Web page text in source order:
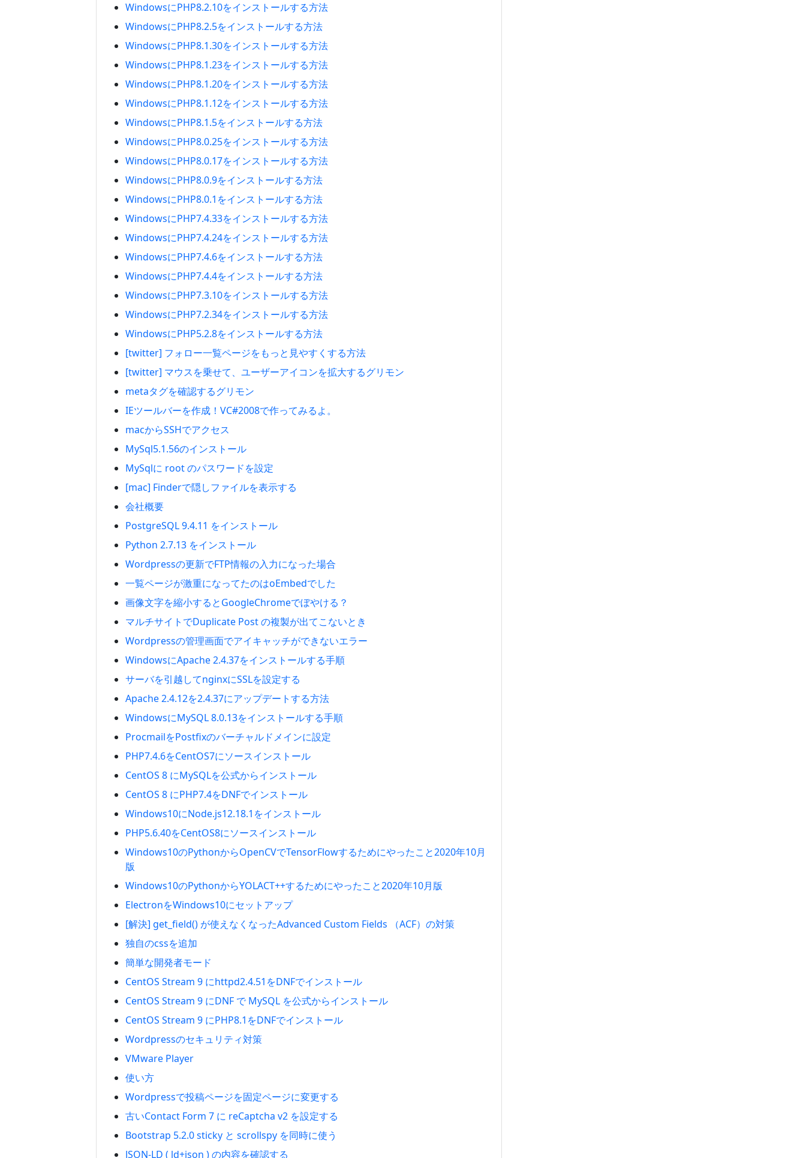
WindowsにPHP8.2.10をインストールする方法
WindowsにPHP8.2.5をインストールする方法
WindowsにPHP8.1.30をインストールする方法
WindowsにPHP8.1.23をインストールする方法
WindowsにPHP8.1.20をインストールする方法
WindowsにPHP8.1.12をインストールする方法
WindowsにPHP8.1.5をインストールする方法
WindowsにPHP8.0.25をインストールする方法
WindowsにPHP8.0.17をインストールする方法
WindowsにPHP8.0.9をインストールする方法
WindowsにPHP8.0.1をインストールする方法
WindowsにPHP7.4.33をインストールする方法
WindowsにPHP7.4.24をインストールする方法
WindowsにPHP7.4.6をインストールする方法
WindowsにPHP7.4.4をインストールする方法
WindowsにPHP7.3.10をインストールする方法
WindowsにPHP7.2.34をインストールする方法
WindowsにPHP5.2.8をインストールする方法
[twitter] フォロー一覧ページをもっと見やすくする方法
[twitter] マウスを乗せて、ユーザーアイコンを拡大するグリモン
metaタグを確認するグリモン
IEツールバーを作成！VC#2008で作ってみるよ。
macからSSHでアクセス
MySql5.1.56のインストール
MySqlに root のパスワードを設定
[mac] Finderで隠しファイルを表示する
会社概要
PostgreSQL 9.4.11 をインストール
Python 2.7.13 をインストール
Wordpressの更新でFTP情報の入力になった場合
一覧ページが激重になってたのはoEmbedでした
画像文字を縮小するとGoogleChromeでぼやける？
マルチサイトでDuplicate Post の複製が出てこないとき
Wordpressの管理画面でアイキャッチができないエラー
WindowsにApache 2.4.37をインストールする手順
サーバを引越してnginxにSSLを設定する
Apache 2.4.12を2.4.37にアップデートする方法
WindowsにMySQL 8.0.13をインストールする手順
ProcmailをPostfixのバーチャルドメインに設定
PHP7.4.6をCentOS7にソースインストール
CentOS 8 にMySQLを公式からインストール
CentOS 8 にPHP7.4をDNFでインストール
Windows10にNode.js12.18.1をインストール
PHP5.6.40をCentOS8にソースインストール
Windows10のPythonからOpenCVでTensorFlowするためにやったこと2020年10月
版
Windows10のPythonからYOLACT++するためにやったこと2020年10月版
ElectronをWindows10にセットアップ
[解決] get_field() が使えなくなったAdvanced Custom Fields （ACF）の対策
独自のcssを追加
簡単な開発者モード
CentOS Stream 9 にhttpd2.4.51をDNFでインストール
CentOS Stream 9 にDNF で MySQL を公式からインストール
CentOS Stream 9 にPHP8.1をDNFでインストール
Wordpressのセキュリティ対策
VMware Player
使い方
Wordpressで投稿ページを固定ページに変更する
古いContact Form 7 に reCaptcha v2 を設定する
Bootstrap 5.2.0 sticky と scrollspy を同時に使う
JSON-LD ( ld+json ) の内容を確認する